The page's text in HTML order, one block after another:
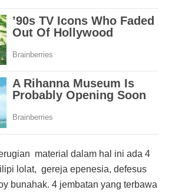
material dalam hal ini ada 4
lolat, gereja epenesia, defesus
bunahak. 4 jembatan yang terbawa